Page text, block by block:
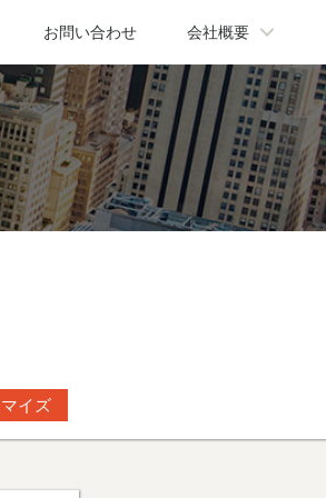
お問い合わせ 会社概要
イズ